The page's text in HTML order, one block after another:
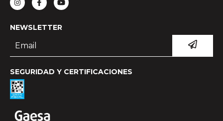
NEWSLETTER
SEGURIDAD Y CERTIFICACIONES